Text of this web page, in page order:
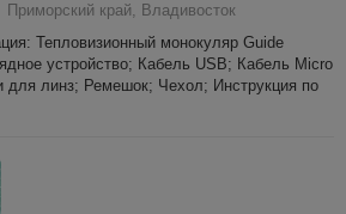
Приморский край, Владивосток
Тепловизионный монокуляр Guide
устройство; Кабель USB; Кабель Micro
для линз; Ремешок; Чехол; Инструкция по